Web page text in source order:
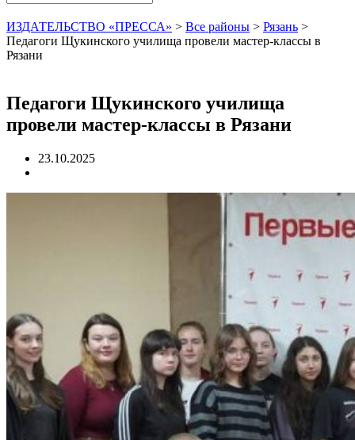
ИЗДАТЕЛЬСТВО «ПРЕССА» > Все районы > Рязань >
Педагоги Щукинского училища провели мастер-классы в
Рязани
Педагоги Щукинского училища
провели мастер-классы в Рязани
23.10.2025